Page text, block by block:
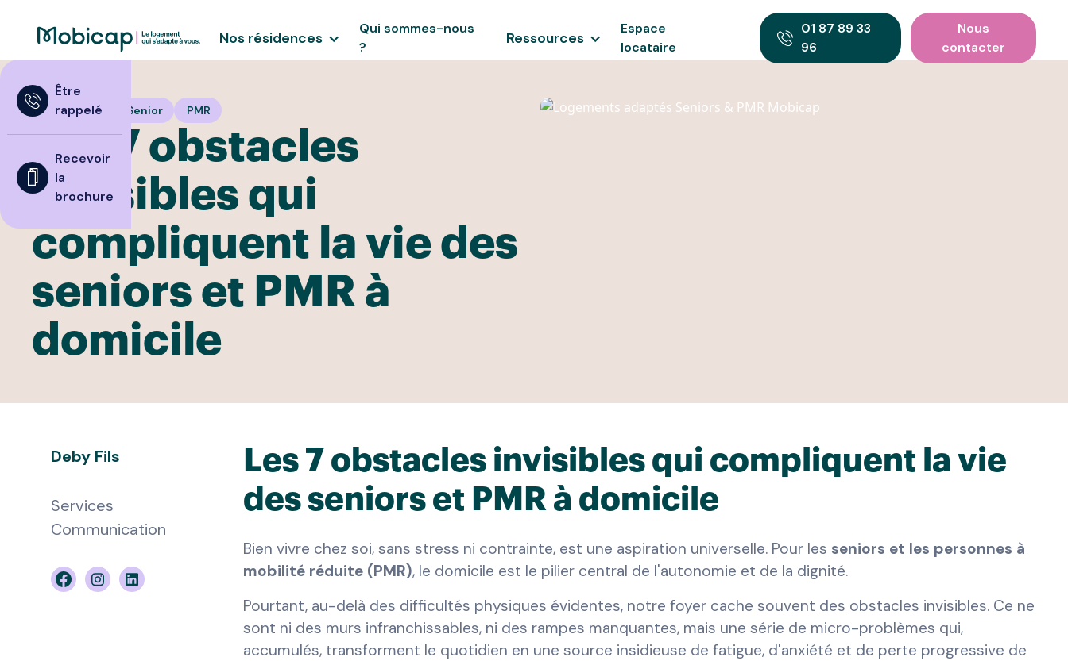
Nos résidences
Qui sommes-nous
?
Ressources
Espace
locataire
01 87 89 33
96
Nous
contacter
Être
rappelé
Recevoir
la
brochure
Logement Senior PMR
‍Les 7 obstacles
invisibles qui
compliquent la vie des
seniors et PMR à
domicile
Deby Fils
Services
Communication
Les 7 obstacles invisibles qui compliquent la vie
des seniors et PMR à domicile
Bien vivre chez soi, sans stress ni contrainte, est une aspiration universelle. Pour les seniors et les personnes à
mobilité réduite (PMR), le domicile est le pilier central de l'autonomie et de la dignité.
Pourtant, au-delà des difficultés physiques évidentes, notre foyer cache souvent des obstacles invisibles. Ce ne
sont ni des murs infranchissables, ni des rampes manquantes, mais une série de micro-problèmes qui,
accumulés, transforment le quotidien en une source insidieuse de fatigue, d'anxiété et de perte progressive de